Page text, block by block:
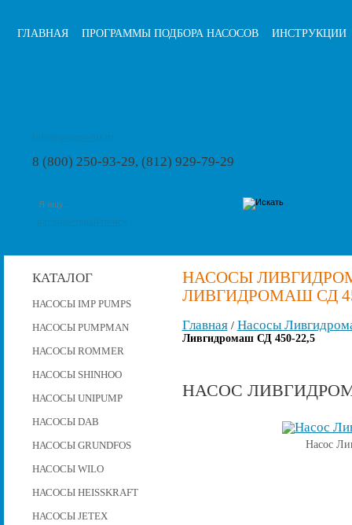
ГЛАВНАЯ ПРОГРАММЫ ПОДБОРА НАСОСОВ ИНСТРУКЦИИ
8 (800) 250-93-29, (812) 929-79-29
КАТАЛОГ
НАСОСЫ IMP PUMPS
НАСОСЫ PUMPMAN
НАСОСЫ ROMMER
НАСОСЫ SHINHOO
НАСОСЫ UNIPUMP
НАСОСЫ DAB
НАСОСЫ GRUNDFOS
НАСОСЫ WILO
НАСОСЫ HEISSKRAFT
НАСОСЫ JETEX
НАСОСЫ
ЛИВГИДРОМАШ СД
Главная/ Насосы
Ливгидромаш СД 450-22,5
НАСОС
Насос